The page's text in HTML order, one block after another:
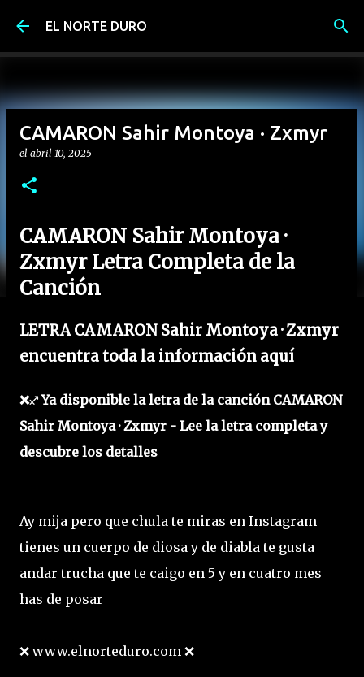
Ir al contenido principal
EL NORTE DURO
CAMARON Sahir Montoya · Zxmyr
el abril 10, 2025
CAMARON Sahir Montoya ·
Zxmyr Letra Completa de la
Canción
LETRA CAMARON Sahir Montoya · Zxmyr
encuentra toda la información aquí
❌♐ Ya disponible la letra de la canción CAMARON
Sahir Montoya · Zxmyr - Lee la letra completa y
descubre los detalles
Ay mija pero que chula te miras en Instagram
tienes un cuerpo de diosa y de diabla te gusta
andar trucha que te caigo en 5 y en cuatro mes
has de posar
❌ www.elnorteduro.com ❌